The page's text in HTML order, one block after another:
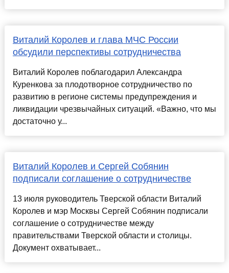
Виталий Королев и глава МЧС России
обсудили перспективы сотрудничества
Виталий Королев поблагодарил Александра
Куренкова за плодотворное сотрудничество по
развитию в регионе системы предупреждения и
ликвидации чрезвычайных ситуаций. «Важно, что мы
достаточно у...
Виталий Королев и Сергей Собянин
подписали соглашение о сотрудничестве
13 июля руководитель Тверской области Виталий
Королев и мэр Москвы Сергей Собянин подписали
соглашение о сотрудничестве между
правительствами Тверской области и столицы.
Документ охватывает...